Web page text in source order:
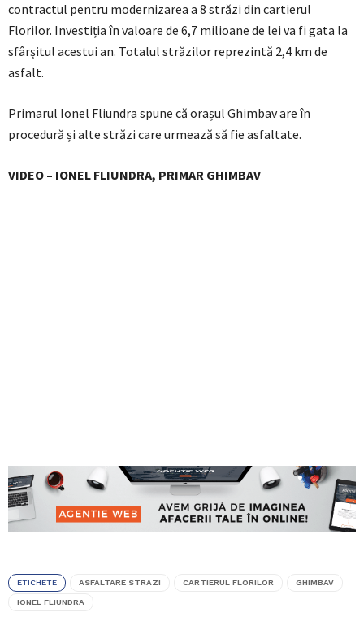
contractul pentru modernizarea a 8 străzi din cartierul
Florilor. Investiția în valoare de 6,7 milioane de lei va fi gata la
sfârșitul acestui an. Totalul străzilor reprezintă 2,4 km de
asfalt.
Primarul Ionel Fliundra spune că orașul Ghimbav are în
procedură și alte străzi care urmează să fie asfaltate.
VIDEO – IONEL FLIUNDRA, PRIMAR GHIMBAV
ETICHETE ASFALTARE STRAZI CARTIERUL FLORILOR GHIMBAV
IONEL FLIUNDRA